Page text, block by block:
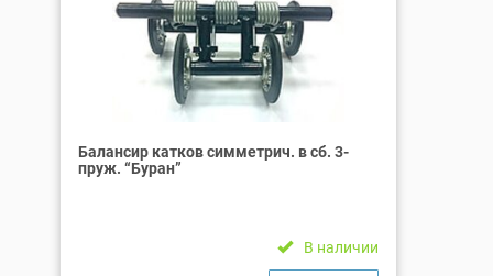
Балансир катков симметрич. в сб. 3-
пруж. “Буран”
В наличии